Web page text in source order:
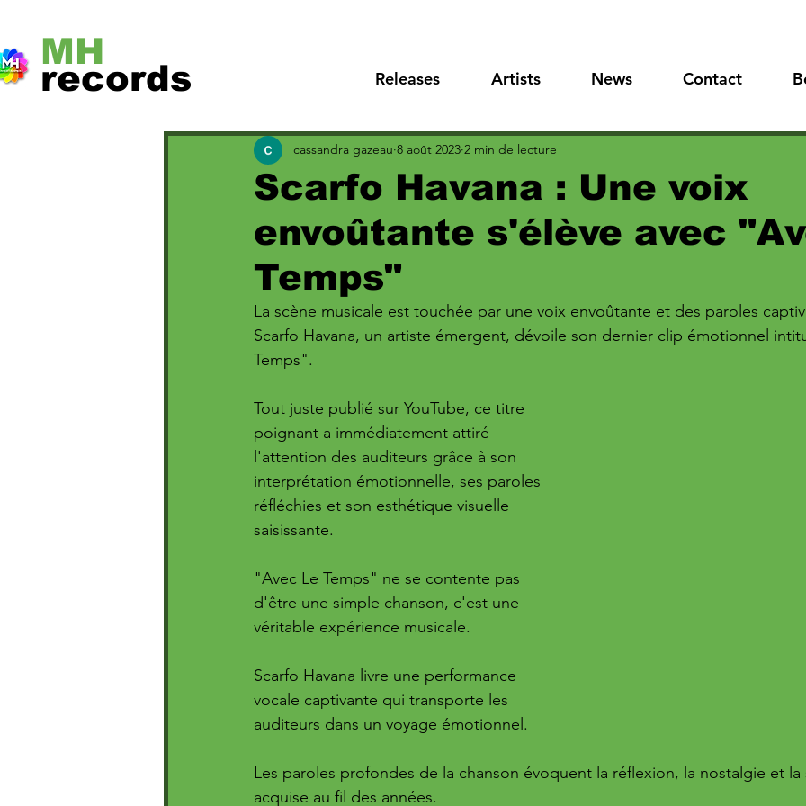
MH
records Releases Artists News Contact
Scarfo Havana : Une voix
envoûtante s'élève avec
Temps"
cassandra gazeau 8 août 2023 2 min de lecture
La scène musicale est touchée par une voix envoûtante et des paroles
Scarfo Havana, un artiste émergent, dévoile son dernier clip émotionnel
Temps".
Tout juste publié sur YouTube, ce titre
poignant a immédiatement attiré
l'attention des auditeurs grâce à son
interprétation émotionnelle, ses paroles
réfléchies et son esthétique visuelle
saisissante.
"Avec Le Temps" ne se contente pas
d'être une simple chanson, c'est une
véritable expérience musicale.
Scarfo Havana livre une performance
vocale captivante qui transporte les
auditeurs dans un voyage émotionnel.
Les paroles profondes de la chanson évoquent la réflexion, la nostalgie et la
acquise au fil des années.